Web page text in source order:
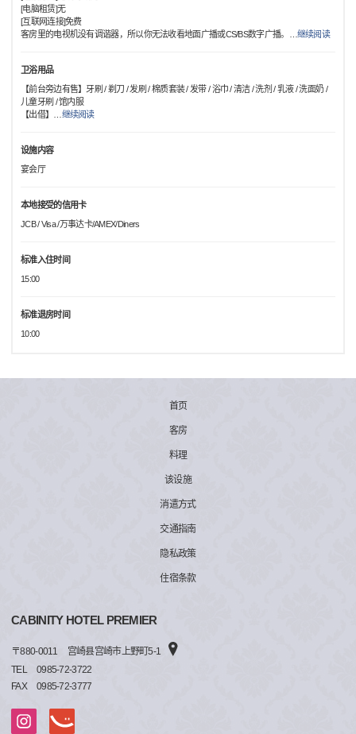
[电脑租赁]无
[互联网连接]免费
客房里的电视机没有调谐器，所以你无法收看地面广播或CS/BS数字广播。
继续阅读
卫浴用品
【前台旁边有售】牙刷 / 剃刀 / 发刷 / 棉质套装 / 发带 / 浴巾 / 清洁 / 洗剂 / 乳液 / 洗面奶 /
儿童牙刷 / 馆内服
【出借】
继续阅读
设施内容
宴会厅
本地接受的信用卡
JCB / Visa /万事达卡/AMEX/Diners
标准入住时间
15:00
标准退房时间
10:00
首页
客房
料理
该设施
消遣方式
交通指南
隐私政策
住宿条款
CABINITY HOTEL PREMIER
〒880-0011
宫崎县宫崎市上野町5-1
TEL
0985-72-3722
FAX
0985-72-3777